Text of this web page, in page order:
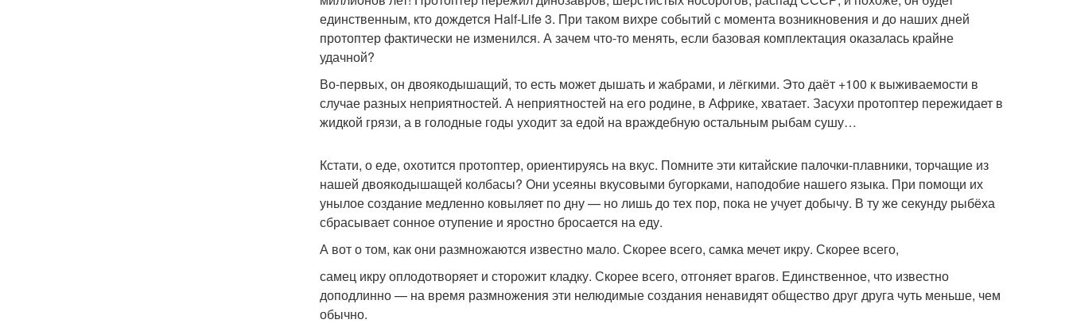
единственным, кто дождется Half-Life 3. При таком вихре событий с момента возникновения и до наших дней
протоптер фактически не изменился. А зачем что-то менять, если базовая комплектация оказалась крайне
удачной?
Во-первых, он двоякодышащий, то есть может дышать и жабрами, и лёгкими. Это даёт +100 к выживаемости в
случае разных неприятностей. А неприятностей на его родине, в Африке, хватает. Засухи протоптер пережидает в
жидкой грязи, а в голодные годы уходит за едой на враждебную остальным рыбам сушу…
Кстати, о еде, охотится протоптер, ориентируясь на вкус. Помните эти китайские палочки-плавники, торчащие из
нашей двоякодышащей колбасы? Они усеяны вкусовыми бугорками, наподобие нашего языка. При помощи их
унылое создание медленно ковыляет по дну — но лишь до тех пор, пока не учует добычу. В ту же секунду рыбёха
сбрасывает сонное отупение и яростно бросается на еду.
А вот о том, как они размножаются известно мало. Скорее всего, самка мечет икру. Скорее всего,
самец икру оплодотворяет и сторожит кладку. Скорее всего, отгоняет врагов. Единственное, что известно
доподлинно — на время размножения эти нелюдимые создания ненавидят общество друг друга чуть меньше, чем
обычно.